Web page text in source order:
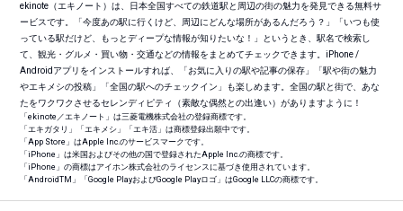
ekinote（エキノート）は、日本全国すべての鉄道駅と周辺の街の魅力を発見できる無料サ
ービスです。「今度あの駅に行くけど、周辺にどんな場所があるんだろう？」「いつも使
っている駅だけど、もっとディープな情報が知りたいな！」というとき、駅名で検索し
て、観光・グルメ・買い物・交通などの情報をまとめてチェックできます。iPhone /
Androidアプリをインストールすれば、「お気に入りの駅や記事の保存」「駅や街の魅力
やエキメシの投稿」「全国の駅へのチェックイン」も楽しめます。全国の駅と街で、あな
たをワクワクさせるセレンディピティ（素敵な偶然との出逢い）がありますように！
「ekinote／エキノート」は三菱電機株式会社の登録商標です。
「エキガタリ」「エキメシ」「エキ活」は商標登録出願中です。
「App Store」はApple Inc.のサービスマークです。
「iPhone」は米国およびその他の国で登録されたApple Inc.の商標です。
「iPhone」の商標はアイホン株式会社のライセンスに基づき使用されています。
「AndroidTM 」「Google PlayおよびGoogle Playロゴ」はGoogle LLCの商標です。